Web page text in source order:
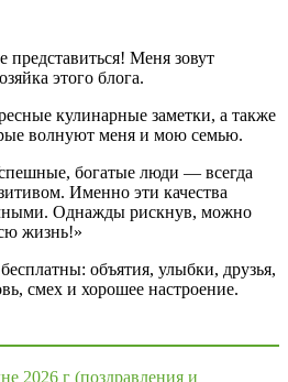
представиться! Меня зовут
этого блога.
кулинарные заметки, а также
волнуют меня и мою семью.
богатые люди — всегда
Именно эти качества
Однажды рискнув, можно
жизнь!»
объятия, улыбки, друзья,
смех и хорошее настроение.